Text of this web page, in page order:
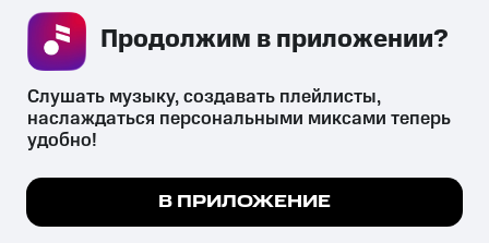
СКАЧАТЬ ПРИЛОЖЕНИЕ
психотропных веществ, их аналогов причиняет вред здоровью,
их незаконный оборот запрещён и влечёт установленную
законодательством ответственность.
Мы используем куки, чтобы на сайте все
Подробнее
Слушать музыку, создавать плейлисты,
наслаждаться персональными миксами теперь
удобно!
В ПРИЛОЖЕНИЕ